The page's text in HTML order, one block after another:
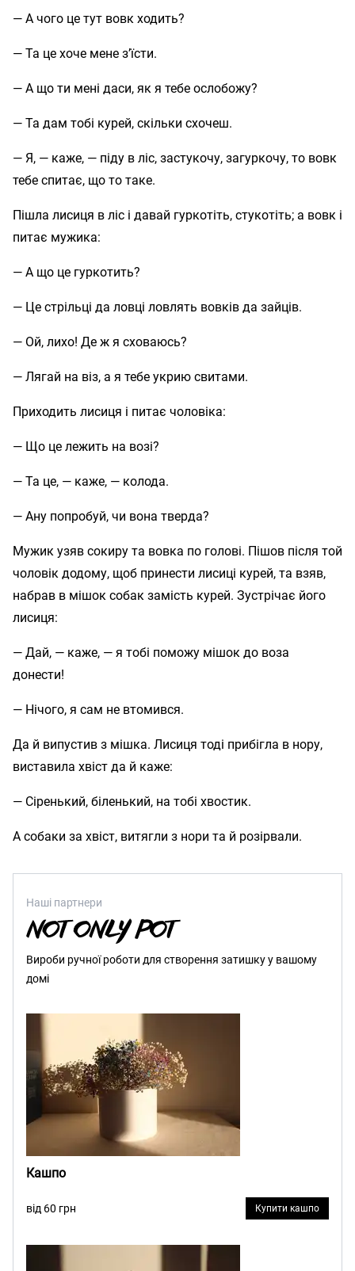
— А чого це тут вовк ходить?
— Та це хоче мене з’їсти.
— А що ти мені даси, як я тебе ослобожу?
— Та дам тобі курей, скільки схочеш.
— Я, — каже, — піду в ліс, застукочу, загуркочу, то вовк
тебе спитає, що то таке.
Пішла лисиця в ліс і давай гуркотіть, стукотіть; а вовк і
питає мужика:
— А що це гуркотить?
— Це стрільці да ловці ловлять вовків да зайців.
— Ой, лихо! Де ж я сховаюсь?
— Лягай на віз, а я тебе укрию свитами.
Приходить лисиця і питає чоловіка:
— Що це лежить на возі?
— Та це, — каже, — колода.
— Ану попробуй, чи вона тверда?
Мужик узяв сокиру та вовка по голові. Пішов після той
чоловік додому, щоб принести лисиці курей, та взяв,
набрав в мішок собак замість курей. Зустрічає його
лисиця:
— Дай, — каже, — я тобі поможу мішок до воза
донести!
— Нічого, я сам не втомився.
Да й випустив з мішка. Лисиця тоді прибігла в нору,
виставила хвіст да й каже:
— Сіренький, біленький, на тобі хвостик.
А собаки за хвіст, витягли з нори та й розірвали.
Наші партнери
Вироби ручної роботи для створення затишку у вашому
домі
Кашпо
від 60 грн Купити кашпо